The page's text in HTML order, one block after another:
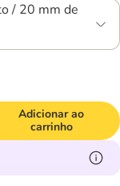
/ 20 mm de
Adicionar ao
carrinho